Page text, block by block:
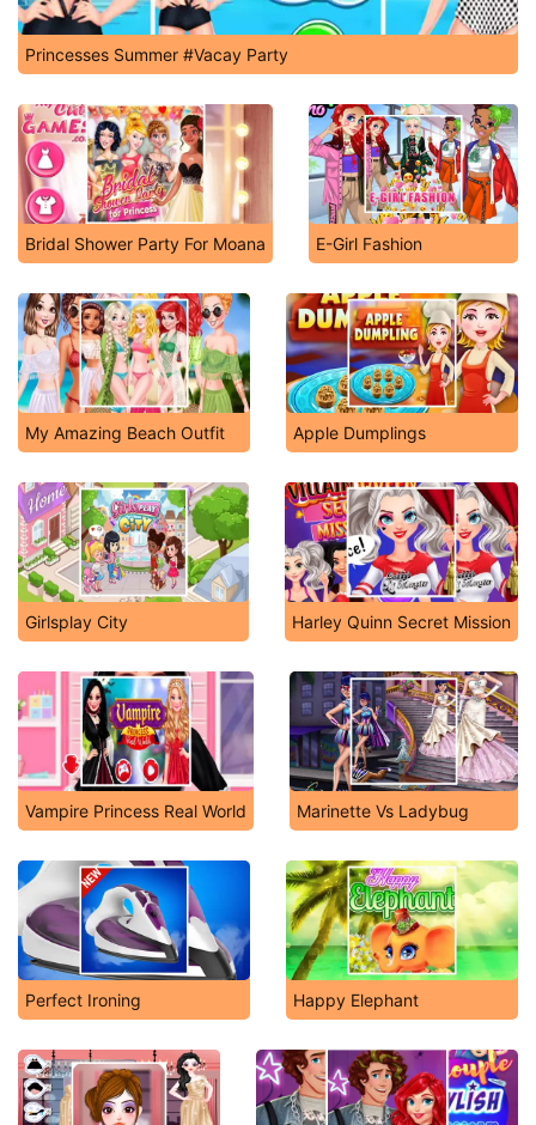
Princesses Summer #Vacay Party
Bridal Shower Party For Moana E-Girl Fashion
My Amazing Beach Outfit Apple Dumplings
Girlsplay City Harley Quinn Secret Mission
Vampire Princess Real World Marinette Vs Ladybug
Perfect Ironing Happy Elephant